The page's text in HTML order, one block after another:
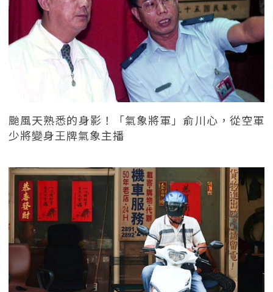
颱風天熟悉的身影！「氣象將軍」俞川心，從空軍
少將變身王牌氣象主播